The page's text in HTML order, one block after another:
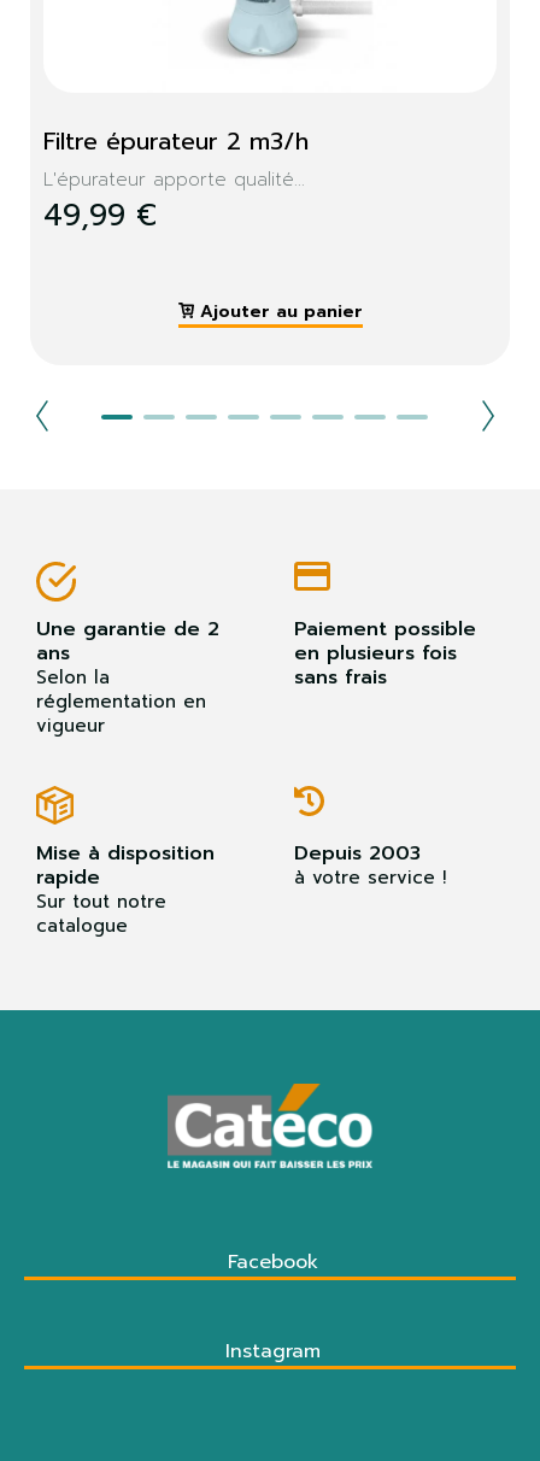
Filtre épurateur 2 m3/h
L'épurateur apporte qualité...
49,99 €
Ajouter au panier
Une garantie de 2
ans
Selon la
réglementation en
vigueur
Paiement possible
en plusieurs fois
sans frais
Mise à disposition
rapide
Sur tout notre
catalogue
Depuis 2003
à votre service !
Facebook
Instagram